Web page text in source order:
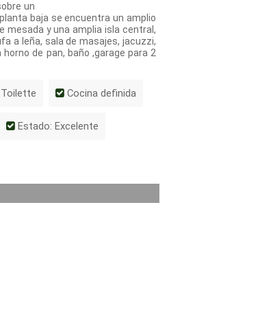
un
baja se encuentra un amplio
mesada y una amplia isla central,
a leña, sala de masajes, jacuzzi,
de pan, baño ,garage para 2
Toilette Cocina definida
Estado: Excelente